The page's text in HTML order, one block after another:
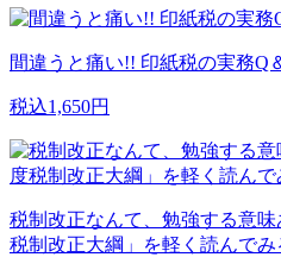
間違うと痛い!! 印紙税の実務Q
税込1,650円
税制改正なんて、勉強する意
税制改正大綱」を軽く読んでみ